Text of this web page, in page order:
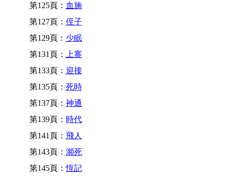
第125頁： 血施
第127頁： 侄子
第129頁： 少眠
第131頁：
上寨
第133頁： 迎接
第135頁： 死時
第137頁： 神通
第139頁： 時代
第141頁： 飛人
第143頁： 瀕死
第145頁：恆記